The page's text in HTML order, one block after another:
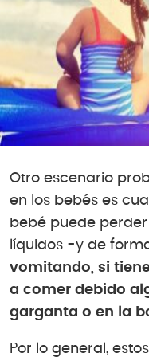
Otro escenario
en los bebés es
bebé puede
líquidos -y de
vomitando, si
a comer debido
garganta o en la
Por lo general,